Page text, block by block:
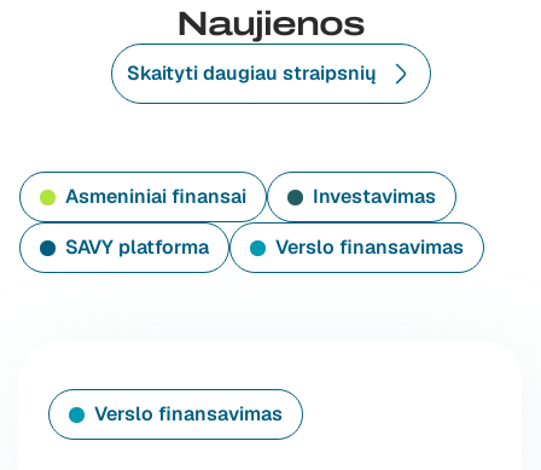
Naujienos
Skaityti daugiau straipsnių
Asmeniniai finansai
Investavimas
SAVY platforma
Verslo finansavimas
Verslo finansavimas